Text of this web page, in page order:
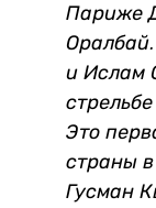
Париже
и Ислам
Это
страны
Гусман